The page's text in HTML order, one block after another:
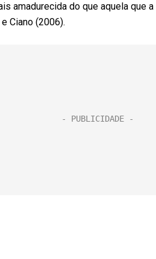
amadurecida do que aquela que
Ciano (2006).